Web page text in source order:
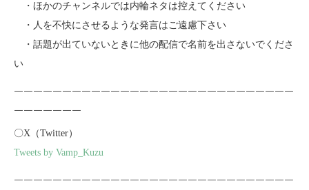
・ほかのチャンネルでは内輪ネタは控えてください
・人を不快にさせるような発言はご遠慮下さい
・話題が出ていないときに他の配信で名前を出さないでくださ
い
￣￣￣￣￣￣￣￣￣￣￣￣￣￣￣￣￣￣￣￣￣￣￣￣￣￣￣￣￣
￣￣￣￣￣￣￣
〇X（Twitter）
Tweets by Vamp_Kuzu
￣￣￣￣￣￣￣￣￣￣￣￣￣￣￣￣￣￣￣￣￣￣￣￣￣￣￣￣￣